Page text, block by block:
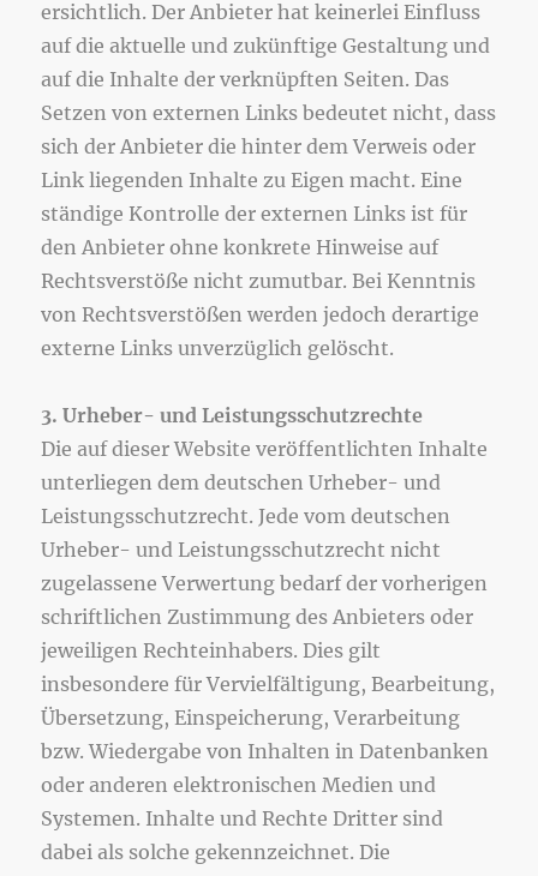
ersichtlich. Der Anbieter hat keinerlei Einfluss
auf die aktuelle und zukünftige Gestaltung und
auf die Inhalte der verknüpften Seiten. Das
Setzen von externen Links bedeutet nicht, dass
sich der Anbieter die hinter dem Verweis oder
Link liegenden Inhalte zu Eigen macht. Eine
ständige Kontrolle der externen Links ist für
den Anbieter ohne konkrete Hinweise auf
Rechtsverstöße nicht zumutbar. Bei Kenntnis
von Rechtsverstößen werden jedoch derartige
externe Links unverzüglich gelöscht.
3. Urheber- und Leistungsschutzrechte
Die auf dieser Website veröffentlichten Inhalte
unterliegen dem deutschen Urheber- und
Leistungsschutzrecht. Jede vom deutschen
Urheber- und Leistungsschutzrecht nicht
zugelassene Verwertung bedarf der vorherigen
schriftlichen Zustimmung des Anbieters oder
jeweiligen Rechteinhabers. Dies gilt
insbesondere für Vervielfältigung, Bearbeitung,
Übersetzung, Einspeicherung, Verarbeitung
bzw. Wiedergabe von Inhalten in Datenbanken
oder anderen elektronischen Medien und
Systemen. Inhalte und Rechte Dritter sind
dabei als solche gekennzeichnet. Die